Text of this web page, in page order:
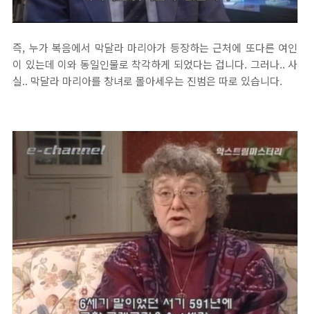
즉, 누가 복음에서 막달라 마리아가 등장하는 근처에 또다른 여인
이 있는데 이와 동일인물로 착각하게 되었다는 겁니다. 그러나.. 사
실.. 막달라 마리아를 창녀로 몰아세우는 진범은 따로 있습니다.